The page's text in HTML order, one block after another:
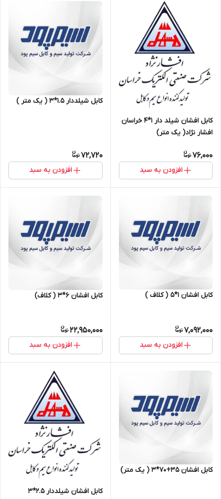
کابل افشان شیلد دار 1*4 خراسان
افشار نژاد( یک متر)
76,000
افزودن به سبد
کابل شیلددار ۱.۵*۳ ( یک متر )
72,720
افزودن به سبد
کابل افشان ۱*۵ ( کلاف )
7,092,000
افزودن به سبد
کابل افشان ۶*۳ ( کلاف)
22,950,000
افزودن به سبد
کابل افشان ۳۵+۷۰*۳ ( یک متر)
کابل افشان شیلددار 2.5*3